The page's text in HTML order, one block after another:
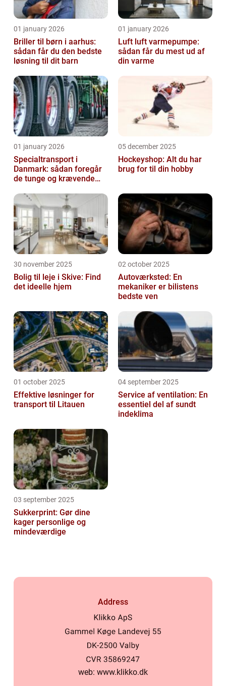
01 january 2026
Briller til børn i aarhus:
sådan får du den bedste
løsning til dit barn
01 january 2026
Luft luft varmepumpe:
sådan får du mest ud af
din varme
01 january 2026
Specialtransport i
Danmark: sådan foregår
de tunge og krævende
05 december 2025
Hockeyshop: Alt du har
brug for til din hobby
30 november 2025
Bolig til leje i Skive: Find
det ideelle hjem
02 october 2025
Autoværksted: En
mekaniker er bilistens
bedste ven
01 october 2025
Effektive løsninger for
transport til Litauen
04 september 2025
Service af ventilation: En
essentiel del af sundt
indeklima
03 september 2025
Sukkerprint: Gør dine
kager personlige og
mindeværdige
Address
web: www.klikko.dk